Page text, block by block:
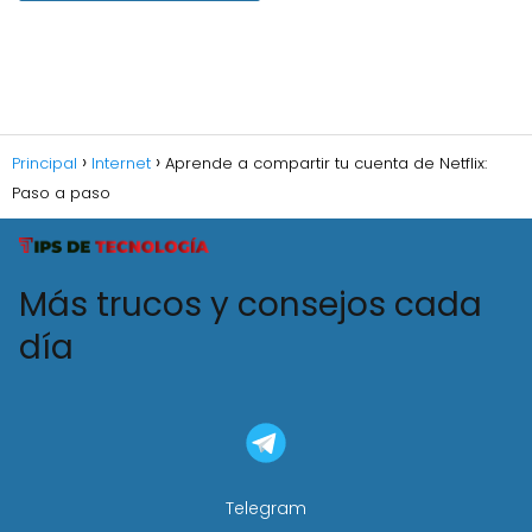
Principal Internet
Aprende a compartir tu cuenta de Netflix:
Paso a paso
Más trucos y consejos cada
día
Telegram